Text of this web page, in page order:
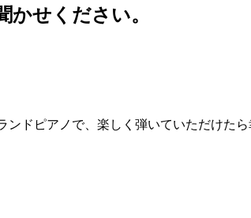
せください。
ドピアノで、楽しく弾いていただけた